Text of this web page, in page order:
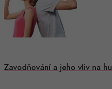
Zavodňování a jeho vliv na